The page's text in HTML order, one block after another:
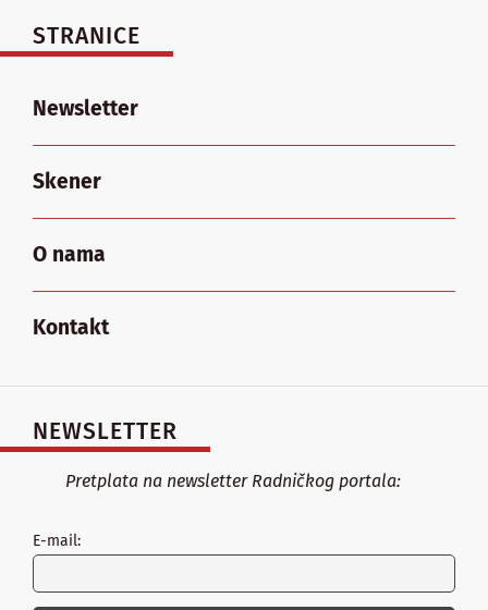
STRANICE
Newsletter
Skener
O nama
Kontakt
NEWSLETTER
Pretplata na newsletter Radničkog portala:
E-mail: